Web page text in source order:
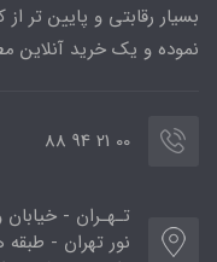
بسیار رقابتی و پایین تر
نموده و یک خرید آنلاین
00 21 94 88
تـهـران -
نور تهران -